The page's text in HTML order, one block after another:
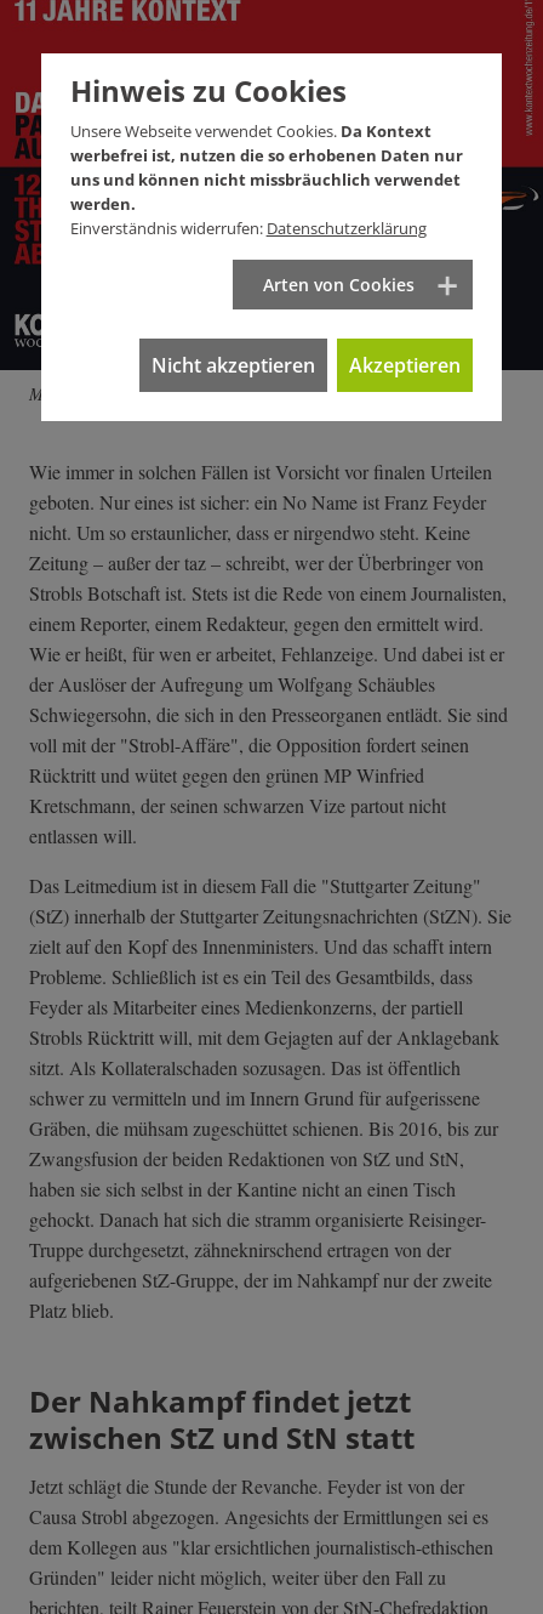
Mehr zum Fest hier.
Wie immer in solchen Fällen ist Vorsicht vor finalen Urteilen
geboten. Nur eines ist sicher: ein No Name ist Franz Feyder
nicht. Um so erstaunlicher, dass er nirgendwo steht. Keine
Zeitung – außer der taz – schreibt, wer der Überbringer von
Strobls Botschaft ist. Stets ist die Rede von einem Journalisten,
einem Reporter, einem Redakteur, gegen den ermittelt wird.
Wie er heißt, für wen er arbeitet, Fehlanzeige. Und dabei ist er
der Auslöser der Aufregung um Wolfgang Schäubles
Schwiegersohn, die sich in den Presseorganen entlädt. Sie sind
voll mit der "Strobl-Affäre", die Opposition fordert seinen
Rücktritt und wütet gegen den grünen MP Winfried
Kretschmann, der seinen schwarzen Vize partout nicht
entlassen will.
Das Leitmedium ist in diesem Fall die "Stuttgarter Zeitung"
(StZ) innerhalb der Stuttgarter Zeitungsnachrichten (StZN). Sie
zielt auf den Kopf des Innenministers. Und das schafft intern
Probleme. Schließlich ist es ein Teil des Gesamtbilds, dass
Feyder als Mitarbeiter eines Medienkonzerns, der partiell
Strobls Rücktritt will, mit dem Gejagten auf der Anklagebank
sitzt. Als Kollateralschaden sozusagen. Das ist öffentlich
schwer zu vermitteln und im Innern Grund für aufgerissene
Gräben, die mühsam zugeschüttet schienen. Bis 2016, bis zur
Zwangsfusion der beiden Redaktionen von StZ und StN,
haben sie sich selbst in der Kantine nicht an einen Tisch
gehockt. Danach hat sich die stramm organisierte Reisinger-
Truppe durchgesetzt, zähneknirschend ertragen von der
aufgeriebenen StZ-Gruppe, der im Nahkampf nur der zweite
Platz blieb.
Der Nahkampf findet jetzt
zwischen StZ und StN statt
Jetzt schlägt die Stunde der Revanche. Feyder ist von der
Causa Strobl abgezogen. Angesichts der Ermittlungen sei es
dem Kollegen aus "klar ersichtlichen journalistisch-ethischen
Gründen" leider nicht möglich, weiter über den Fall zu
berichten, teilt Rainer Feuerstein von der StN-Chefredaktion
Hinweis zu Cookies
Unsere Webseite verwendet Cookies. Da Kontext
werbefrei ist, nutzen die so erhobenen Daten nur
uns und können nicht missbräuchlich verwendet
werden.
Einverständnis widerrufen: Datenschutzerklärung
Arten von Cookies
Nicht akzeptieren Akzeptieren